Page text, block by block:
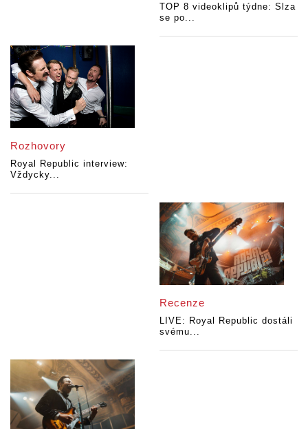
TOP 8 videoklipů týdne: Slza
se po...
Rozhovory
Royal Republic interview:
Vždycky...
Recenze
LIVE: Royal Republic dostáli
svému...